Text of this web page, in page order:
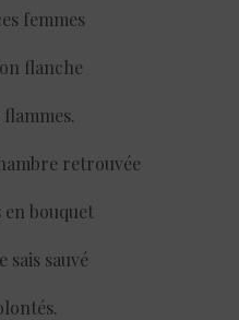
femmes
flanche
retrouvée
bouquet
sais sauvé